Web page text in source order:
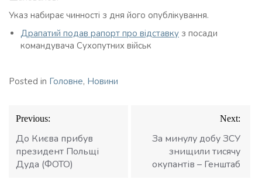
Указ набирає чинності з дня його опублікування.
Драпатий подав рапорт про відставку з посади
командувача Сухопутних військ
Posted in Головне, Новини
Навігація
записів
Previous:
До Києва прибув
президент Польщі
Дуда (ФОТО)
Next:
За минулу добу ЗСУ
знищили тисячу
окупантів – Генштаб